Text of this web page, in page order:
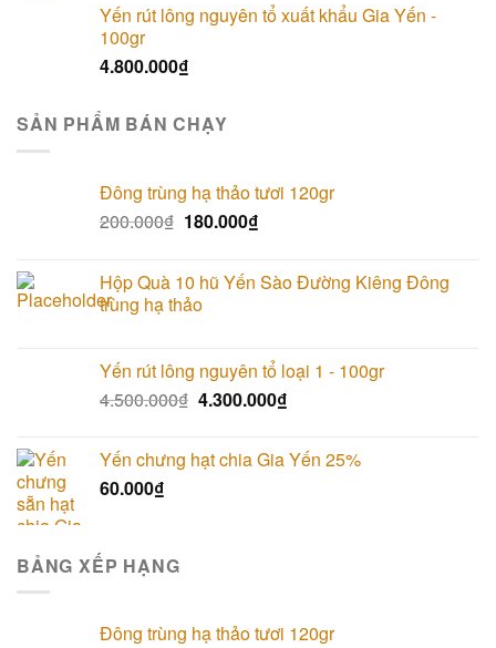
Yến rút lông nguyên tổ xuất khẩu Gia Yến -
100gr
4.800.000₫
SẢN PHẨM BÁN CHẠY
Đông trùng hạ thảo tươi 120gr
200.000₫ 180.000₫
Hộp Quà 10 hũ Yến Sào Đường Kiêng Đông
trùng hạ thảo
Yến rút lông nguyên tổ loại 1 - 100gr
4.500.000₫ 4.300.000₫
Yến chưng hạt chia Gia Yến 25%
60.000₫
BẢNG XẾP HẠNG
Đông trùng hạ thảo tươi 120gr